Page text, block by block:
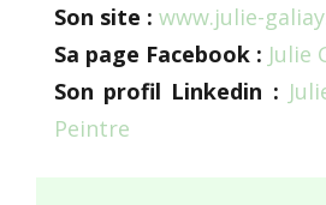
Son site : www.julie-
Sa page Facebook : Julie
Son profil Linkedin :
Peintre